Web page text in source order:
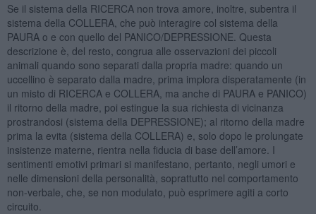
Se il sistema della RICERCA non trova amore, inoltre, subentra il
sistema della COLLERA, che può interagire col sistema della
PAURA o e con quello del PANICO/DEPRESSIONE. Questa
descrizione è, del resto, congrua alle osservazioni dei piccoli
animali quando sono separati dalla propria madre: quando un
uccellino è separato dalla madre, prima implora disperatamente (in
un misto di RICERCA e COLLERA, ma anche di PAURA e PANICO)
il ritorno della madre, poi estingue la sua richiesta di vicinanza
prostrandosi (sistema della DEPRESSIONE); al ritorno della madre
prima la evita (sistema della COLLERA) e, solo dopo le prolungate
insistenze materne, rientra nella fiducia di base dell’amore. I
sentimenti emotivi primari si manifestano, pertanto, negli umori e
nelle dimensioni della personalità, soprattutto nel comportamento
non-verbale, che, se non modulato, può esprimere agiti a corto
circuito.